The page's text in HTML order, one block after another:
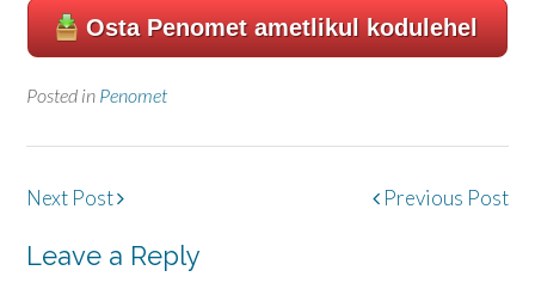
Osta Penomet ametlikul kodulehel
Posted in Penomet
Post
Previous Post
Next Post
Leave a Reply